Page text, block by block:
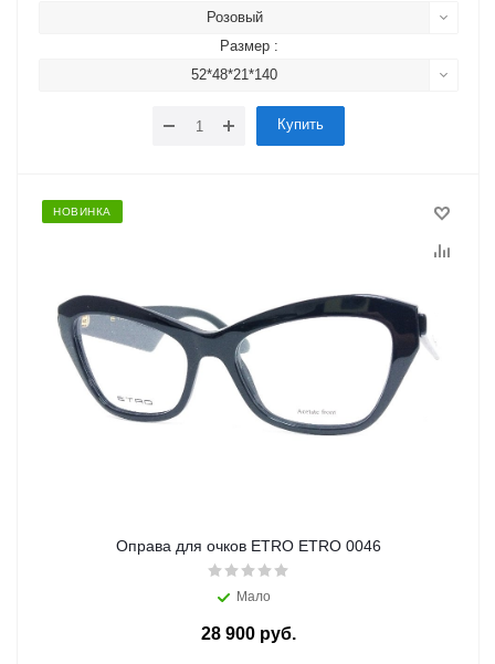
Розовый
Размер :
52*48*21*140
Купить
НОВИНКА
Оправа для очков ETRO ETRO 0046
Мало
28 900 руб.